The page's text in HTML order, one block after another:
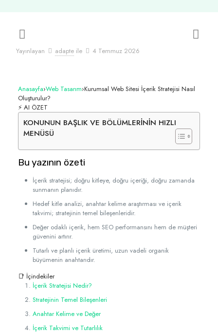
Yayınlayan adapte ile 4 Temmuz 2026
Anasayfa›Web Tasarım›Kurumsal Web Sitesi İçerik Stratejisi Nasıl
Oluşturulur?
⚡ AI ÖZET
KONUNUN BAŞLIK VE BÖLÜMLERİNİN HIZLI
MENÜSÜ
Bu yazının özeti
İçerik stratejisi; doğru kitleye, doğru içeriği, doğru zamanda
sunmanın planıdır.
Hedef kitle analizi, anahtar kelime araştırması ve içerik
takvimi; stratejinin temel bileşenleridir.
Değer odaklı içerik, hem SEO performansını hem de müşteri
güvenini artırır.
Tutarlı ve planlı içerik üretimi, uzun vadeli organik
büyümenin anahtarıdır.
📑 İçindekiler
İçerik Stratejisi Nedir?
Stratejinin Temel Bileşenleri
Anahtar Kelime ve Değer
İçerik Takvimi ve Tutarlılık